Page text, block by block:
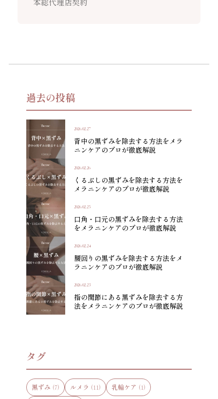
過去の投稿
2026.02.27
背中の黒ずみを除去する方法をメラ
ニンケアのプロが徹底解説
2026.02.26
くるぶしの黒ずみを除去する方法を
メラニンケアのプロが徹底解説
2026.02.25
口角・口元の黒ずみを除去する方法
をメラニンケアのプロが徹底解説
2026.02.24
腰回りの黒ずみを除去する方法をメ
ラニンケアのプロが徹底解説
2026.02.23
指の関節にある黒ずみを除去する方
法をメラニンケアのプロが徹底解説
タグ
黒ずみ (7) ルメラ (11) 乳輪ケア (1)